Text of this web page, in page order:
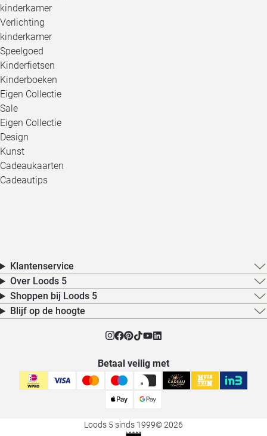
kinderkamer
Verlichting
kinderkamer
Speelgoed
Kinderfietsen
Kinderboeken
Eigen Collectie
Sale
Eigen Collectie
Design
Kunst
Cadeaukaarten
Cadeautips
Klantenservice
Over Loods 5
Shoppen bij Loods 5
Blijf op de hoogte
Betaal veilig met
Loods 5 sinds 1999© 2026